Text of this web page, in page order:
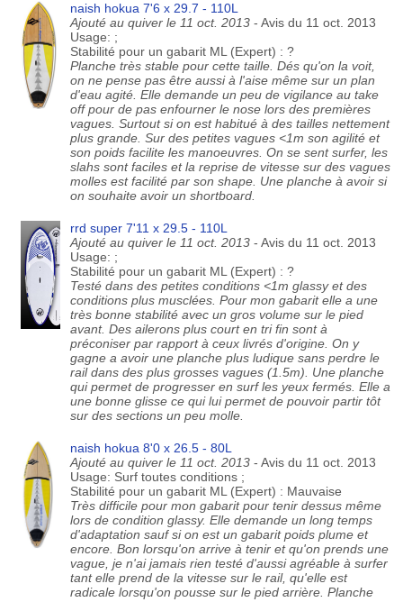
naish hokua 7'6 x 29.7 - 110L
Ajouté au quiver le 11 oct. 2013 - Avis du 11 oct. 2013
Usage: ;
Stabilité pour un gabarit ML (Expert) : ?
Planche très stable pour cette taille. Dés qu'on la voit,
on ne pense pas être aussi à l'aise même sur un plan
d'eau agité. Elle demande un peu de vigilance au take
off pour de pas enfourner le nose lors des premières
vagues. Surtout si on est habitué à des tailles nettement
plus grande. Sur des petites vagues <1m son agilité et
son poids facilite les manoeuvres. On se sent surfer, les
slahs sont faciles et la reprise de vitesse sur des vagues
molles est facilité par son shape. Une planche à avoir si
on souhaite avoir un shortboard.
rrd super 7'11 x 29.5 - 110L
Ajouté au quiver le 11 oct. 2013 - Avis du 11 oct. 2013
Usage: ;
Stabilité pour un gabarit ML (Expert) : ?
Testé dans des petites conditions <1m glassy et des
conditions plus musclées. Pour mon gabarit elle a une
très bonne stabilité avec un gros volume sur le pied
avant. Des ailerons plus court en tri fin sont à
préconiser par rapport à ceux livrés d'origine. On y
gagne a avoir une planche plus ludique sans perdre le
rail dans des plus grosses vagues (1.5m). Une planche
qui permet de progresser en surf les yeux fermés. Elle a
une bonne glisse ce qui lui permet de pouvoir partir tôt
sur des sections un peu molle.
naish hokua 8'0 x 26.5 - 80L
Ajouté au quiver le 11 oct. 2013 - Avis du 11 oct. 2013
Usage: Surf toutes conditions ;
Stabilité pour un gabarit ML (Expert) : Mauvaise
Très difficile pour mon gabarit pour tenir dessus même
lors de condition glassy. Elle demande un long temps
d'adaptation sauf si on est un gabarit poids plume et
encore. Bon lorsqu'on arrive à tenir et qu'on prends une
vague, je n'ai jamais rien testé d'aussi agréable à surfer
tant elle prend de la vitesse sur le rail, qu'elle est
radicale lorsqu'on pousse sur le pied arrière. Planche